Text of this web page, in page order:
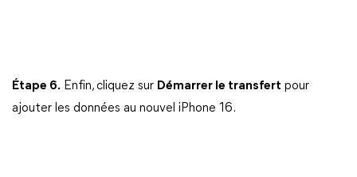
Étape 6. Enfin, cliquez sur Démarrer le transfert pour
ajouter les données au nouvel iPhone 16.